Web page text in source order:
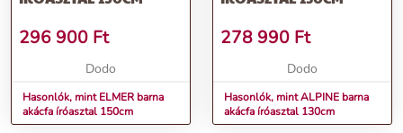
296 900 Ft
Dodo
Hasonlók, mint ELMER barna
akácfa íróasztal 150cm
278 990 Ft
Dodo
Hasonlók, mint ALPINE barna
akácfa íróasztal 130cm